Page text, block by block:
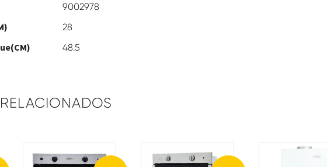
9002978
28
48.5